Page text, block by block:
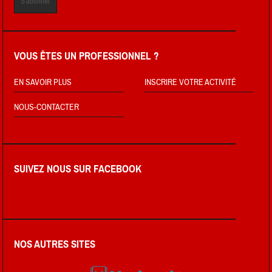
VOUS ÊTES UN PROFESSIONNEL ?
EN SAVOIR PLUS INSCRIRE VOTRE ACTIVITÉ
NOUS-CONTACTER
SUIVEZ NOUS SUR FACEBOOK
NOS AUTRES SITES